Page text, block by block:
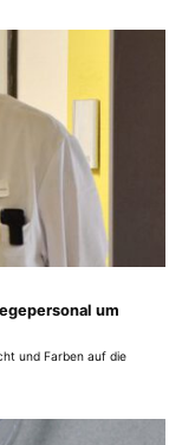
um
und Farben auf die